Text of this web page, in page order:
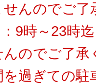
んのでご了
：9時～23時
のでご了承
過ぎての駐